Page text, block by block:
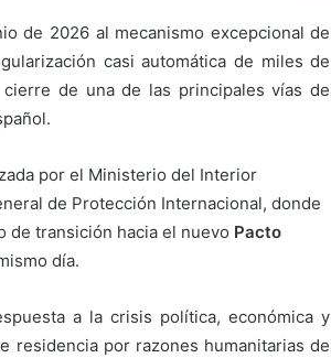
de 2026 al mecanismo excepcional de
casi automática de miles de
de una de las principales vías de
por el Ministerio del Interior
de Protección Internacional, donde
de transición hacia el nuevo Pacto
día.
a la crisis política, económica y
residencia por razones humanitarias de